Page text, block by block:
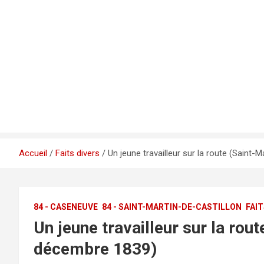
Accueil Faits divers Un jeune travailleur sur la route (Saint-
84 - CASENEUVE 84 - SAINT-MARTIN-DE-CASTILLON
Un jeune travailleur sur la
décembre 1839)